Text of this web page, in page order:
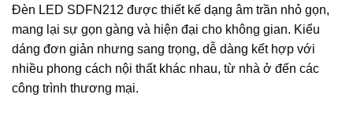
Đèn LED SDFN212 được thiết kế dạng âm trần nhỏ gọn,
mang lại sự gọn gàng và hiện đại cho không gian. Kiểu
dáng đơn giản nhưng sang trọng, dễ dàng kết hợp với
nhiều phong cách nội thất khác nhau, từ nhà ở đến các
công trình thương mại.